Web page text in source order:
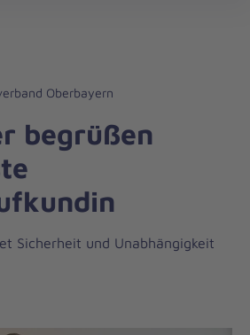
Oberbayern
begrüßen
Sicherheit und Unabhängigkeit